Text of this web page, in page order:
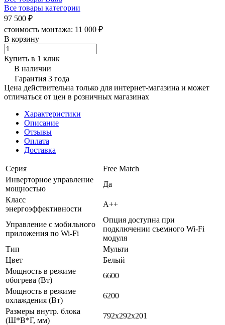
Все товары категории
97 500 ₽
стоимость монтажа: 11 000 ₽
В корзину
Купить в 1 клик
В наличии
Гарантия 3 года
Цена действительна только для интернет-магазина и может
отличаться от цен в розничных магазинах
Характеристики
Описание
Отзывы
Оплата
Доставка
Серия
Free Match
Инверторное управление
мощностью
Да
Класс
энергоэффективности
A++
Управление c мобильного
приложения по Wi-Fi
Опция доступна при
подключении съемного Wi-Fi
модуля
Тип
Мульти
Цвет
Белый
Мощность в режиме
обогрева (Вт)
6600
Мощность в режиме
охлаждения (Вт)
6200
Размеры внутр. блока
(Ш*В*Г, мм)
792х292х201